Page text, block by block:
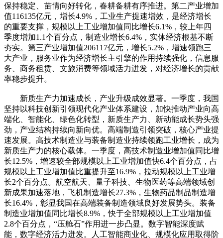
保持稳定、苗情向好转化，春耕备耕有序推进。第二产业增加
值116135亿元，增长4.9%，工业生产提速增效，是经济增长
的重要支撑，规模以上工业增加值同比增长6.1%，较上年四
季度增加1.1个百分点，制造业增长6.4%，实体经济根基不断
夯实。第三产业增加值206117亿元，增长5.2%，增速领跑三
大产业，服务业作为经济增长主引擎的作用持续强化，信息服
务、商务租赁、文旅消费等领域活力迸发，对经济增长的贡献
率稳步提升。
新质生产力加速成长，产业升级成效显著。一季度，我国
坚持以科技创新引领现代化产业体系建设，加快推动产业向高
端化、智能化、绿色化转型，新质生产力、新动能成长势头强
劲，产业结构持续向新向优。高端制造引领突破，核心产业提
速发展。高技术制造业与装备制造业持续领跑工业增长，成为
新质生产力的核心载体。一季度，高技术制造业增加值同比增
长12.5%，增速较全部规模以上工业增加值快6.4个百分点，占
规模以上工业增加值比重提升至16.9%，拉动规模以上工业增
长2个百分点。航空航天、量子科技、生物医药等高端领域创
新成果加速落地，飞机制造增长27.3%，生物药品制品制造增
长16.4%，彰显我国在高端装备制造领域良好发展势头。装备
制造业增加值同比增长8.9%，快于全部规模以上工业增加值
2.8个百分点，“压舱石”作用进一步凸显。数字智能深度赋
能，数字经济活力迸发。人工智能商业化、规模化应用取得阶